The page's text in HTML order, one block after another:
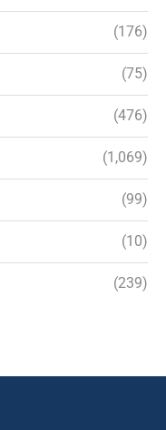
(176)
(75)
(476)
(1,069)
(99)
(10)
(239)